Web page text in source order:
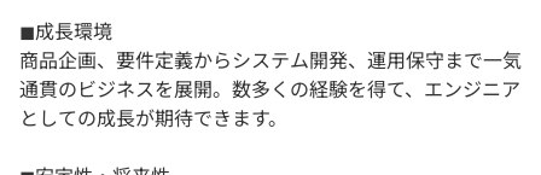
◼︎成長環境
商品企画、要件定義からシステム開発、運用保守まで一気
通貫のビジネスを展開。数多くの経験を得て、エンジニア
としての成長が期待できます。